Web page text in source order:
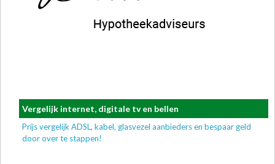
Vergelijk internet, digitale tv en bellen
Prijs vergelijk ADSL, kabel, glasvezel aanbieders en bespaar geld
door over te stappen!